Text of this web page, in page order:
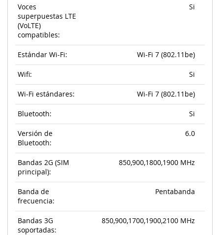
Voces
superpuestas LTE
(VoLTE)
compatibles:
Si
Estándar Wi-Fi: Wi-Fi 7 (802.11be)
Wifi: Si
Wi-Fi estándares: Wi-Fi 7 (802.11be)
Bluetooth: Si
Versión de
Bluetooth:
6.0
Bandas 2G (SIM
principal):
850,900,1800,1900 MHz
Banda de
frecuencia:
Pentabanda
Bandas 3G
soportadas:
850,900,1700,1900,2100 MHz